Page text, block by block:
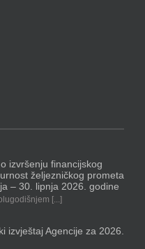
izvršenju financijskog
željezničkog prometa
– 30. lipnja 2026. godine
[...]
izvještaj Agencije za 2026.